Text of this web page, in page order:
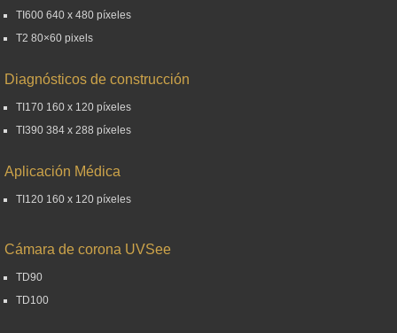
TI600 640 x 480 píxeles
T2 80×60 pixels
Diagnósticos de construcción
TI170 160 x 120 píxeles
TI390 384 x 288 píxeles
Aplicación Médica
TI120 160 x 120 píxeles
Cámara de corona UVSee
TD90
TD100